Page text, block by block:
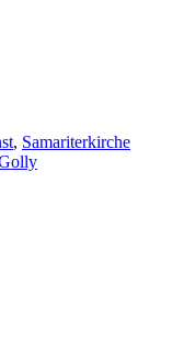
, Samariterkirche